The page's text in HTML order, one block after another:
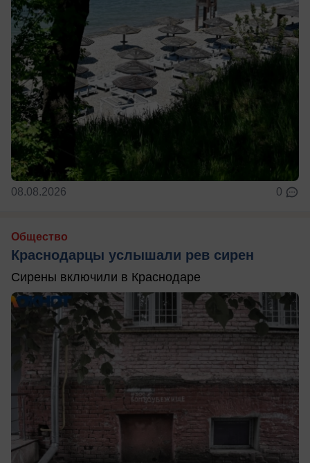
08.08.2026 0
Общество
Краснодарцы услышали рев сирен
Сирены включили в Краснодаре